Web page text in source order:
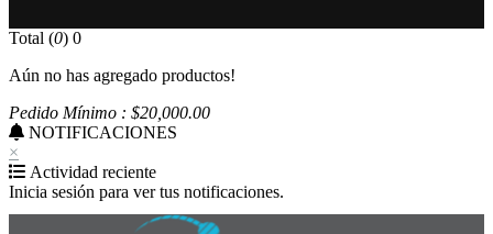
Total (0) 0
Aún no has agregado productos!
Pedido Mínimo : $20,000.00
NOTIFICACIONES
×
Actividad reciente
Inicia sesión para ver tus notificaciones.